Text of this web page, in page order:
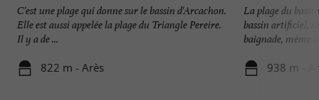
C'est une plage qui donne sur le bassin d'Arcachon.
Elle est aussi appelée la plage du Triangle Pereire.
Il y a de ...
822 m - Arès
La plage du
bassin artificiel,
baignade, même
938 m -